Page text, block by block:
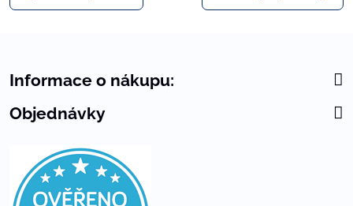
Informace o nákupu:
Objednávky